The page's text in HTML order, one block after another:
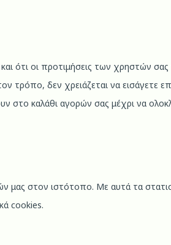
ότι οι προτιμήσεις των χρηστών
δεν χρειάζεται να εισάγετε
στο καλάθι αγορών σας μέχρι να
μας στον ιστότοπο. Με αυτά τα
cookies.